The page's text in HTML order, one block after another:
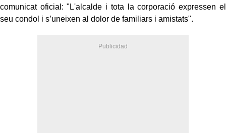
comunicat oficial: "L'alcalde i tota la corporació expressen el
seu condol i s’uneixen al dolor de familiars i amistats".